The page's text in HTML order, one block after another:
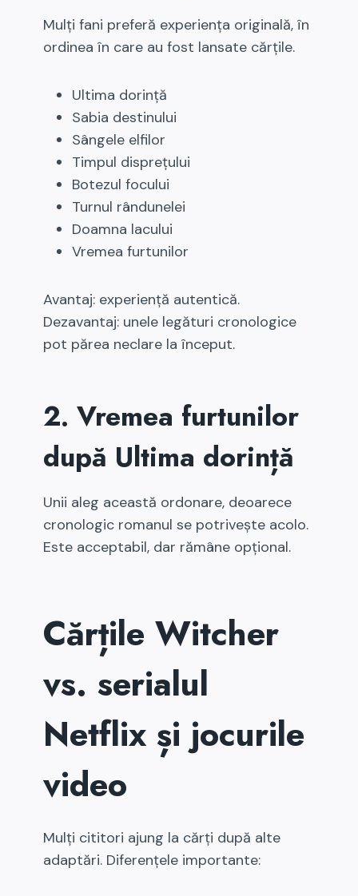
Mulți fani preferă experiența originală, în
ordinea în care au fost lansate cărțile.
Ultima dorință
Sabia destinului
Sângele elfilor
Timpul disprețului
Botezul focului
Turnul rândunelei
Doamna lacului
Vremea furtunilor
Avantaj: experiență autentică.
Dezavantaj: unele legături cronologice
pot părea neclare la început.
2. Vremea furtunilor
după Ultima dorință
Unii aleg această ordonare, deoarece
cronologic romanul se potrivește acolo.
Este acceptabil, dar rămâne opțional.
Cărțile Witcher
vs. serialul
Netflix și jocurile
video
Mulți cititori ajung la cărți după alte
adaptări. Diferențele importante: